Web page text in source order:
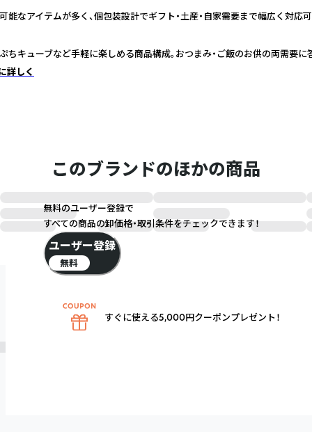
能なアイテムが多く、個包装設計でギフト・土産・自家需要まで幅広く対応可
ちキューブなど手軽に楽しめる商品構成。おつまみ・ご飯のお供の両需要に
詳しく
このブランドのほかの商品
無料のユーザー登録で
すべての商品の卸価格・取引条件をチェックできます！
ユーザー登録
無料
すぐに使える5,000円クーポンプレゼント！